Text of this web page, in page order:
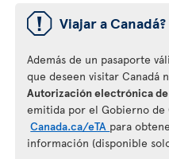
ü Viajar a Canadá?
Además de un pasaporte
que deseen visitar Canadá
Autorización electrónica de
emitida por el Gobierno de
Canada.ca/eTA para
información (disponible